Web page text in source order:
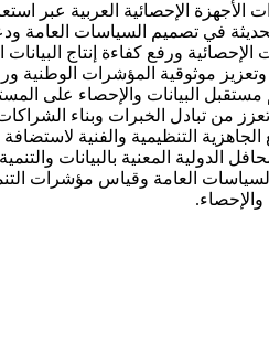
الإحصائية العربية عبر
في تصميم السياسات العامة
ورفع كفاءة إنتاج
موثوقية المؤشرات الوطنية
مستقبل البيانات والإحصاء
تبادل الخبرات وبناء الشراكات
التنظيمية والفنية
الأمم المتحدة العالمي السادس للبيانات 2026 يعدُ
العامة وقياس مؤشرات
والإحصاء.